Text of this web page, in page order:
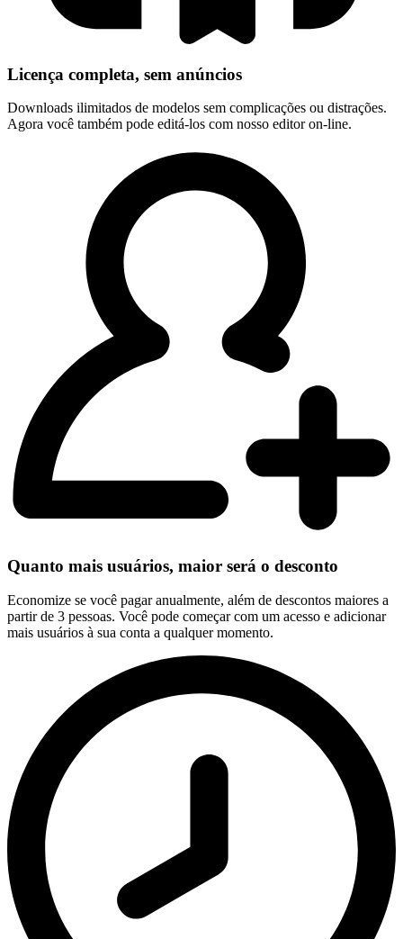
Licença completa, sem anúncios
Downloads ilimitados de modelos sem complicações ou distrações.
Agora você também pode editá-los com nosso editor on-line.
Quanto mais usuários, maior será o desconto
Economize se você pagar anualmente, além de descontos maiores a
partir de 3 pessoas. Você pode começar com um acesso e adicionar
mais usuários à sua conta a qualquer momento.